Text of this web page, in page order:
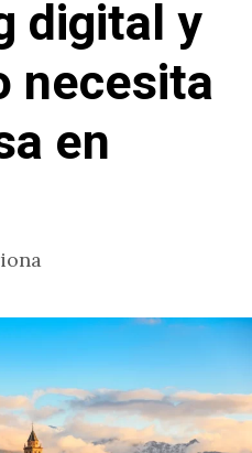
digital y
necesita
en